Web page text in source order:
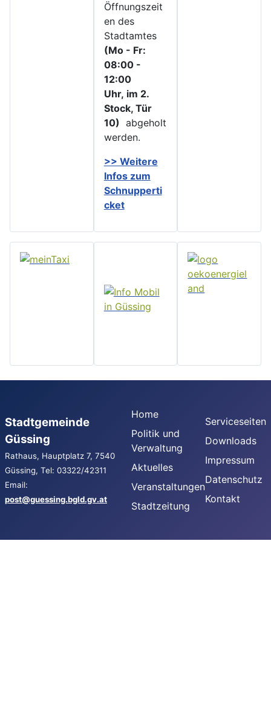
Öffnungszeit
en des
Stadtamtes
(Mo - Fr:
08:00 -
12:00
Uhr, im 2.
Stock, Tür
10) abgeholt
werden.
>> Weitere
Infos zum
Schnupperti
cket
Stadtgemeinde
Güssing
Rathaus, Hauptplatz 7, 7540
Güssing, Tel: 03322/42311
Email:
post@guessing.bgld.gv.at
Home
Politik und
Verwaltung
Aktuelles
Veranstaltungen
Stadtzeitung
Serviceseiten
Downloads
Impressum
Datenschutz
Kontakt